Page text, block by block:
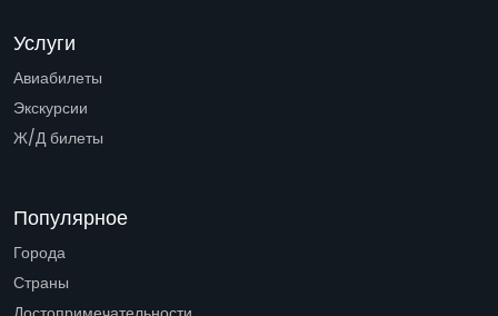
Услуги
Авиабилеты
Экскурсии
Ж/Д билеты
Популярное
Города
Страны